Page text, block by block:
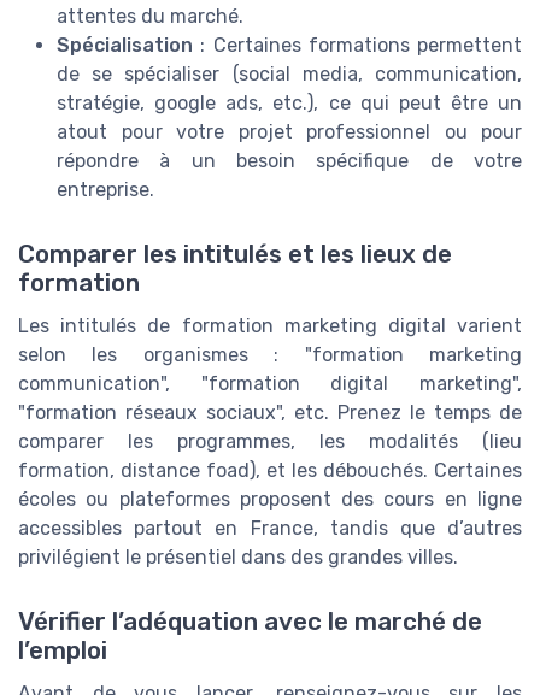
attentes du marché.
Spécialisation : Certaines formations permettent
de se spécialiser (social media, communication,
stratégie, google ads, etc.), ce qui peut être un
atout pour votre projet professionnel ou pour
répondre à un besoin spécifique de votre
entreprise.
Comparer les intitulés et les lieux de
formation
Les intitulés de formation marketing digital varient
selon les organismes : "formation marketing
communication", "formation digital marketing",
"formation réseaux sociaux", etc. Prenez le temps de
comparer les programmes, les modalités (lieu
formation, distance foad), et les débouchés. Certaines
écoles ou plateformes proposent des cours en ligne
accessibles partout en France, tandis que d’autres
privilégient le présentiel dans des grandes villes.
Vérifier l’adéquation avec le marché de
l’emploi